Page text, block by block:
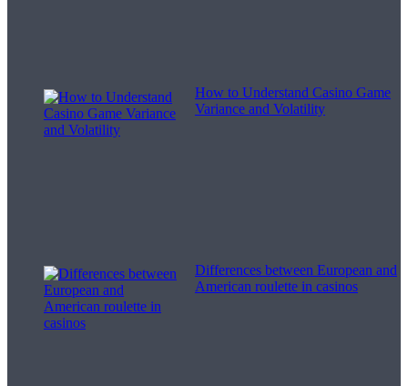
How to Understand Casino Game
Variance and Volatility
Differences between European and
American roulette in casinos